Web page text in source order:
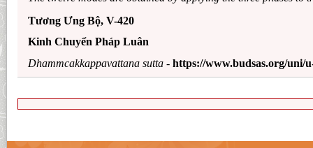
Tương Ưng Bộ, V-420
Kinh Chuyển Pháp Luân
Dhammcakkappavattana sutta - https://www.budsas.org/uni/